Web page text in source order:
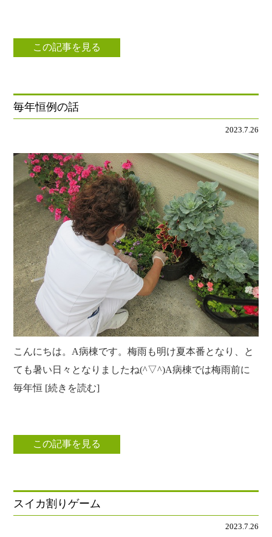
この記事を見る
毎年恒例の話
2023.7.26
こんにちは。A病棟です。梅雨も明け夏本番となり、と
ても暑い日々となりましたね(^▽^)A病棟では梅雨前に
毎年恒 [続きを読む]
この記事を見る
スイカ割りゲーム
2023.7.26